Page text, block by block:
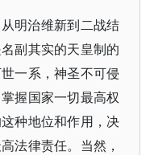
明治维新到二战结
副其实的天皇制的
一系，神圣不可侵
握国家一切最高权
种地位和作用，决
法律责任。当然，